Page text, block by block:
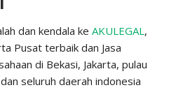
dan kendala ke AKULEGAL,
Pusat terbaik dan Jasa
di Bekasi, Jakarta, pulau
seluruh daerah indonesia